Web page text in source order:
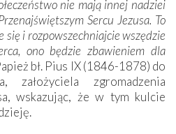
nie mają innej nadziei
Sercu Jezusa. To
się i rozpowszechniajcie wszędzie
ono będzie zbawieniem dla
bł. Pius IX (1846-1878) do
założyciela zgromadzenia
wskazując, że w tym kulcie